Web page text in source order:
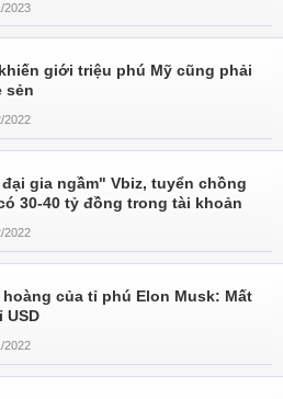
2023
giới triệu phú Mỹ cũng phải
sẻn
2022
gia ngầm" Vbiz, tuyển chồng
30-40 tỷ đồng trong tài khoản
2022
hoàng của tỉ phú Elon Musk: Mất
USD
2022